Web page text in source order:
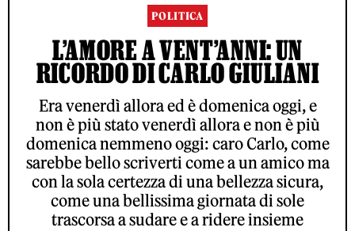
POLITICA
L’AMORE A VENT’ANNI: UN
RICORDO DI CARLO GIULIANI
Era venerdì allora ed è domenica oggi, e
non è più stato venerdì allora e non è più
domenica nemmeno oggi: caro Carlo, come
sarebbe bello scriverti come a un amico ma
con la sola certezza di una bellezza sicura,
come una bellissima giornata di sole
trascorsa a sudare e a ridere insieme